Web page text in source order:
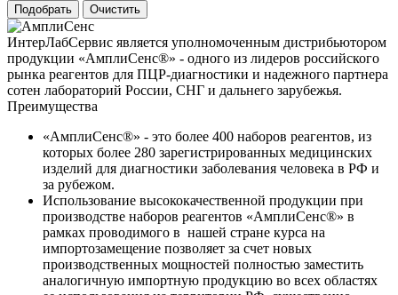
ИнтерЛабСервис является уполномоченным дистрибьютором
продукции «АмплиСенс®» - одного из лидеров российского
рынка реагентов для ПЦР-диагностики и надежного партнера
сотен лабораторий России, СНГ и дальнего зарубежья.
Преимущества
«АмплиСенс®» - это более 400 наборов реагентов, из
которых более 280 зарегистрированных медицинских
изделий для диагностики заболевания человека в РФ и
за рубежом.
Использование высококачественной продукции при
производстве наборов реагентов «АмплиСенс®» в
рамках проводимого в нашей стране курса на
импортозамещение позволяет за счет новых
производственных мощностей полностью заместить
аналогичную импортную продукцию во всех областях